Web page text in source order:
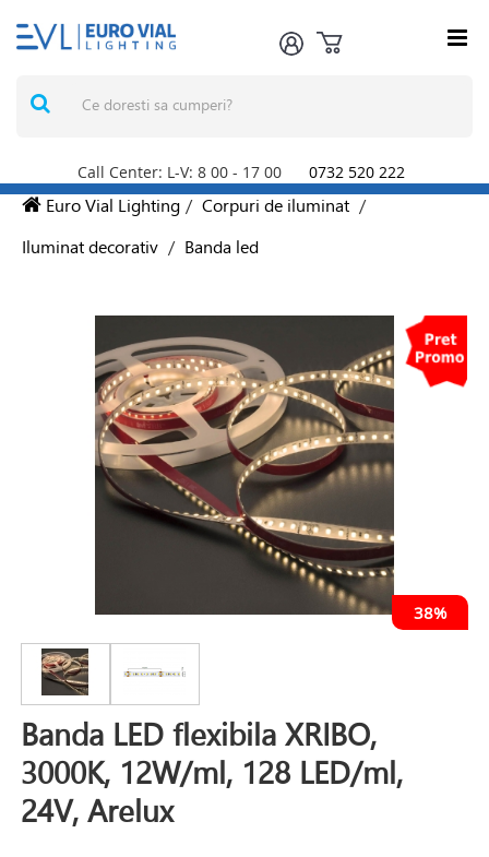
Call Center: L-V: 8 00 - 17 00 0732 520 222
Euro Vial Lighting / Corpuri de iluminat /
Iluminat decorativ / Banda led
38%
Banda LED flexibila XRIBO,
3000K, 12W/ml, 128 LED/ml,
24V, Arelux